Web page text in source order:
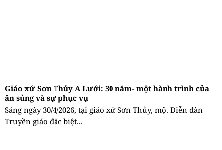
Giáo xứ Sơn Thủy A Lưới: 30 năm- một hành trình của
ân sủng và sự phục vụ
Sáng ngày 30/4/2026, tại giáo xứ Sơn Thủy, một Diễn đàn
Truyền giáo đặc biệt...